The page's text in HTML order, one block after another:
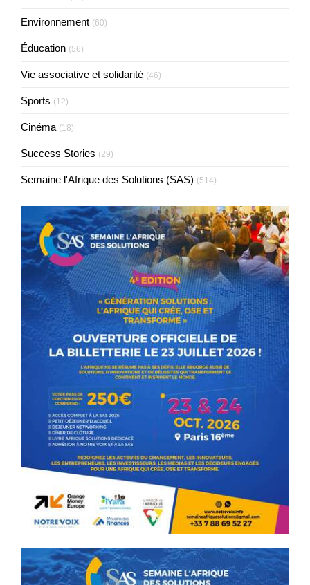
Environnement (60)
Éducation (56)
Vie associative et solidarité (46)
Sports (12)
Cinéma (18)
Success Stories (29)
Semaine l'Afrique des Solutions (SAS) (514)